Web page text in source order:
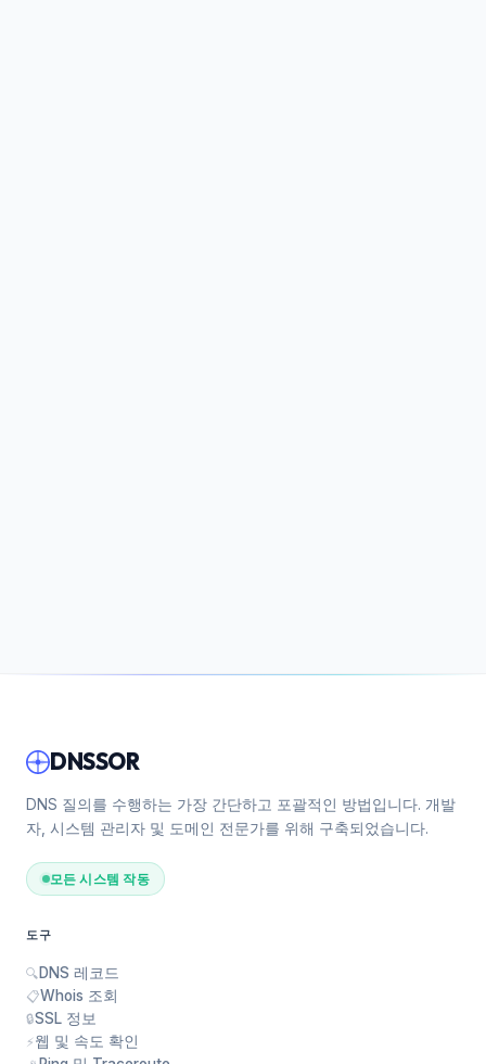
DNSSOR
DNS 질의를 수행하는 가장 간단하고 포괄적인 방법입니다. 개발
자, 시스템 관리자 및 도메인 전문가를 위해 구축되었습니다.
모든 시스템 작동
도구
🔍DNS 레코드
📋Whois 조회
🔒SSL 정보
⚡ 웹 및 속도 확인